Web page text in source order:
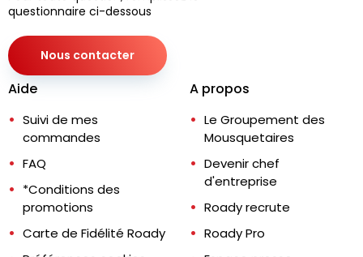
questionnaire ci-dessous
Nous contacter
Aide
Suivi de mes
commandes
FAQ
*Conditions des
promotions
Carte de Fidélité Roady
A propos
Le Groupement des
Mousquetaires
Devenir chef
d'entreprise
Roady recrute
Roady Pro